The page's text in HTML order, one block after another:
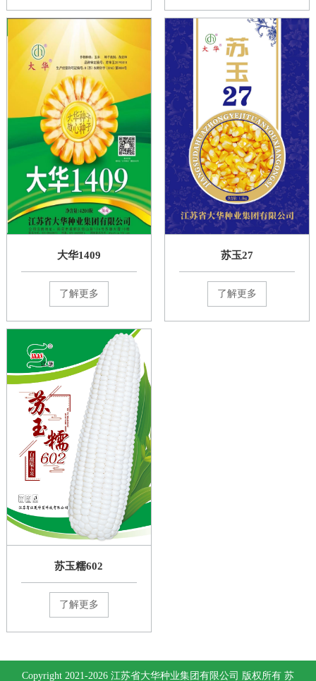
大华1409
了解更多
苏玉27
了解更多
苏玉糯602
了解更多
Copyright 2021-2026 江苏省大华种业集团有限公司 版权所有 苏